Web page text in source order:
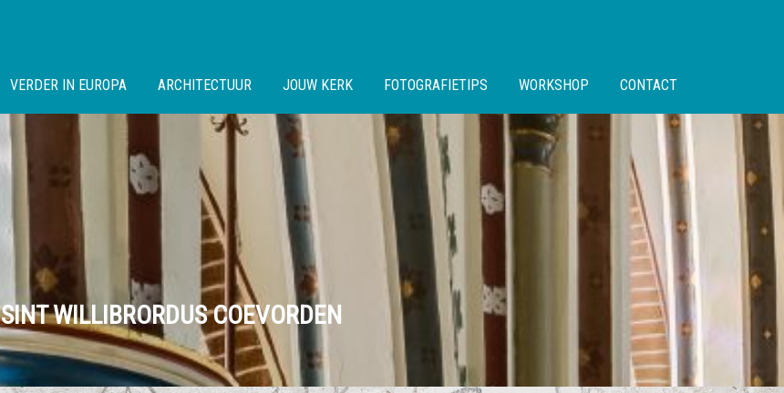
VERDER IN EUROPA ARCHITECTUUR JOUW KERK FOTOGRAFIETIPS WORKSHOP CONTACT
SINT WILLIBRORDUS COEVORDEN